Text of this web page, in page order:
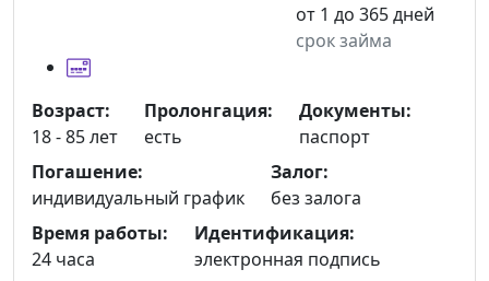
от 1 до 365 дней
срок займа
Возраст:
18 - 85 лет
Пролонгация:
есть
Документы:
паспорт
Погашение:
индивидуальный график
Залог:
без залога
Время работы:
24 часа
Идентификация:
электронная подпись